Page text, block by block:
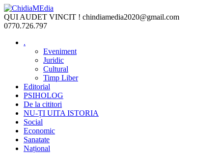
Skip
to
content
QUI AUDET VINCIT ! chindiamedia2020@gmail.com
0770.726.797
.
Eveniment
Juridic
Cultural
Timp Liber
Editorial
PSIHOLOG
De la cititori
NU-ȚI UITA ISTORIA
Social
Economic
Sanatate
Național